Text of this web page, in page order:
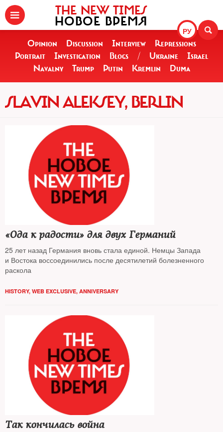
РУ
THE NEW TIMES
НОВОЕ ВРЕМЯ
Opinion Discussion Interview
Repressions
Portrait
Investigation Blogs / Ukraine
Israel
Navalny
Trump Putin Kremlin Duma
SLAVIN ALEKSEY, BERLIN
«Ода к радости» для двух Германий
25 лет назад Германия вновь стала единой. Немцы Запада
и Востока воссоединились после десятилетий болезненного
раскола
HISTORY, WEB EXCLUSIVE, ANNIVERSARY
Так кончилась война